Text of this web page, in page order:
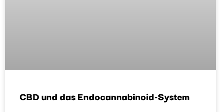
CBD und das Endocannabinoid-System